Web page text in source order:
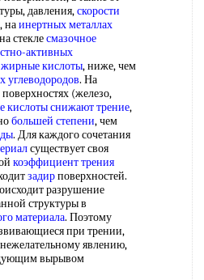
давления,скорости
наинертных металлах
стеклесмазочное
активных
жирные кислоты, ниже, чем
углеводородов. На
поверхностях (железо,
кислотыснижают трение,
большей степени, чем
. Для каждого сочетания
существует своя
коэффициент трения
задирповерхностей.
разрушение
структуры в
материала. Поэтому
при трении,
явлению,
вырывом